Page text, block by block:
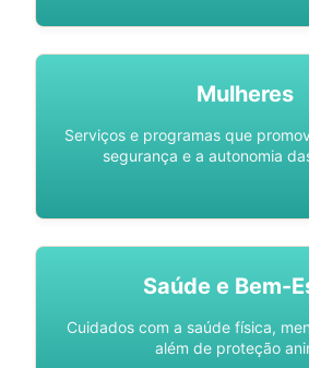
Mulheres
Serviços e programas que
segurança e a autonomia
Saúde e Bem-
Cuidados com a saúde física,
além de proteção